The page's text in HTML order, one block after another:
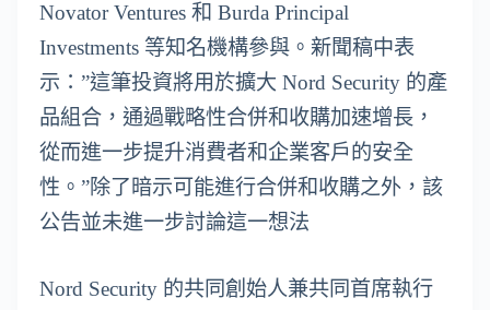
Novator Ventures 和 Burda Principal
Investments 等知名機構參與。新聞稿中表
示：”這筆投資將用於擴大 Nord Security 的產
品組合，通過戰略性合併和收購加速增長，
從而進一步提升消費者和企業客戶的安全
性。”除了暗示可能進行合併和收購之外，該
公告並未進一步討論這一想法
Nord Security 的共同創始人兼共同首席執行